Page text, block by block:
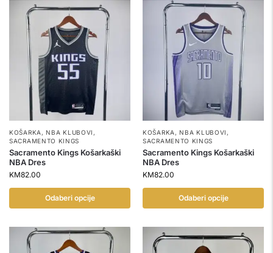
KOŠARKA ,NBA KLUBOVI ,
SACRAMENTO KINGS
Sacramento Kings Košarkaški
NBA Dres
KM82.00
Odaberi opcije
KOŠARKA ,NBA KLUBOVI ,
SACRAMENTO KINGS
Sacramento Kings Košarkaški
NBA Dres
KM82.00
Odaberi opcije